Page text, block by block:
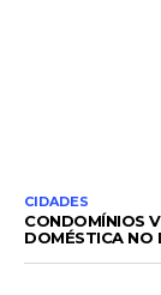
CIDADES
CONDOMÍNIOS
DOMÉSTICA NO